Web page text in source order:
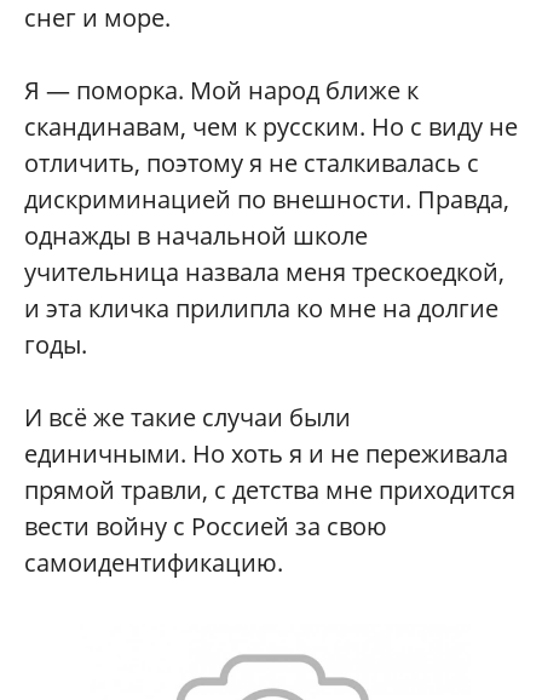
снег и море.
Я — поморка. Мой народ ближе к
скандинавам, чем к русским. Но с виду не
отличить, поэтому я не сталкивалась с
дискриминацией по внешности. Правда,
однажды в начальной школе
учительница назвала меня трескоедкой,
и эта кличка прилипла ко мне на долгие
годы.
И всё же такие случаи были
единичными. Но хоть я и не переживала
прямой травли, с детства мне приходится
вести войну с Россией за свою
самоидентификацию.